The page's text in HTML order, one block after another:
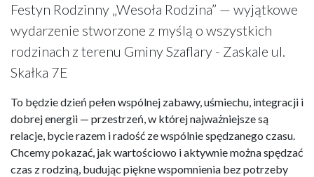
Festyn Rodzinny „Wesoła Rodzina” — wyjątkowe
wydarzenie stworzone z myślą o wszystkich
rodzinach z terenu Gminy Szaflary - Zaskale ul.
Skałka 7E
To będzie dzień pełen wspólnej zabawy, uśmiechu, integracji i
dobrej energii — przestrzeń, w której najważniejsze są
relacje, bycie razem i radość ze wspólnie spędzanego czasu.
Chcemy pokazać, jak wartościowo i aktywnie można spędzać
czas z rodziną, budując piękne wspomnienia bez potrzeby